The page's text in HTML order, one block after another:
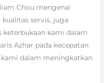
Chou mengenai
servis, juga
keterbukaan kami dalam
Azhar pada kecepatan
dalam meningkatkan